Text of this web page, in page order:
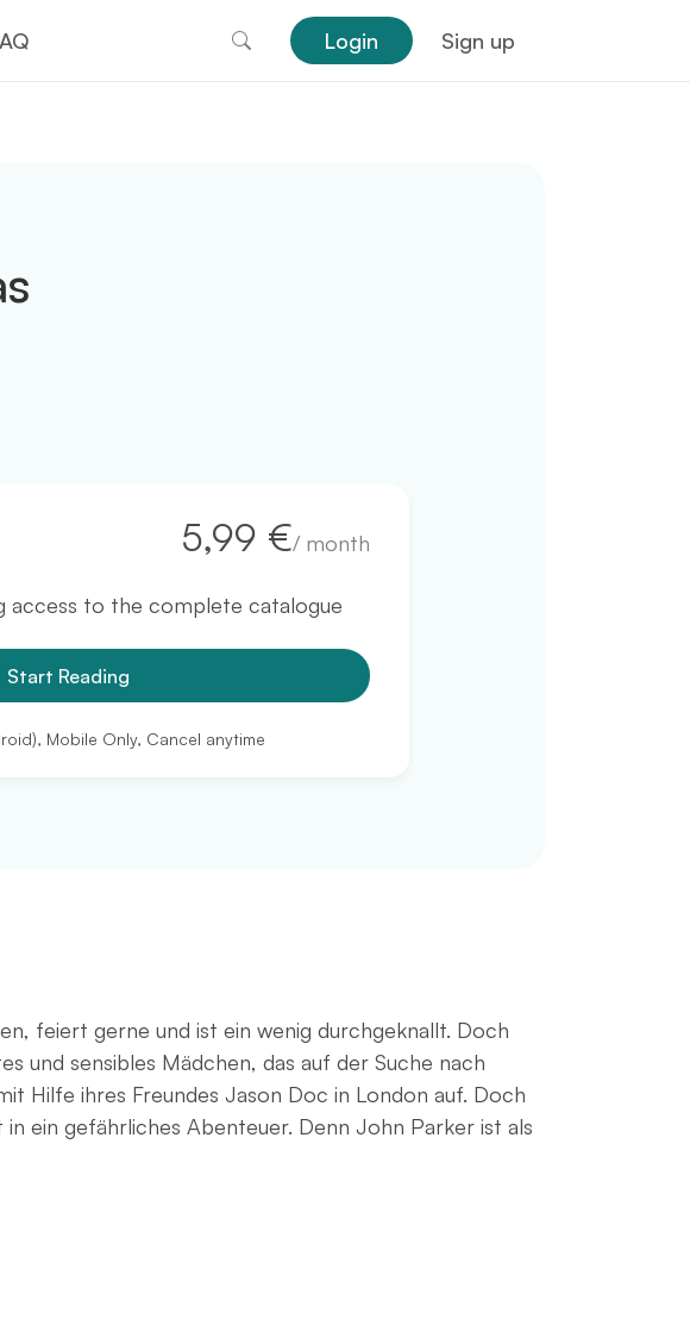
Login Sign up
5,99 €/ month
access to the complete catalogue
Start Reading
Mobile Only, Cancel anytime
feiert gerne und ist ein wenig durchgeknallt. Doch
und sensibles Mädchen, das auf der Suche nach
Hilfe ihres Freundes Jason Doc in London auf. Doch
ein gefährliches Abenteuer. Denn John Parker ist als